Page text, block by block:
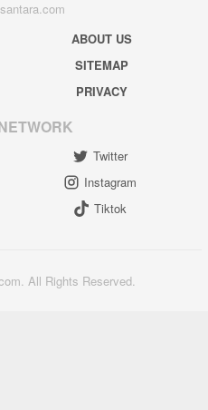
ABOUT US
SITEMAP
PRIVACY
Twitter
Instagram
Tiktok
All Rights Reserved.